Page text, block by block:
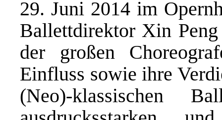
29. Juni 2014 im
Ballettdirektor Xin
der großen
Einfluss sowie ihre
(Neo)-klassischen